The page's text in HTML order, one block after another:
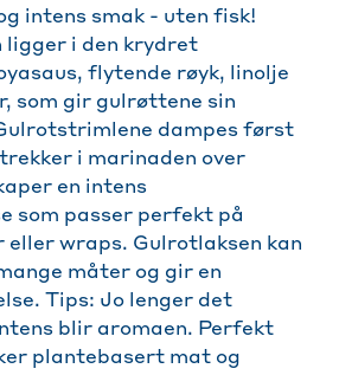
intens smak - uten fisk!
ligger i den krydret
flytende røyk, linolje
som gir gulrøttene sin
dampes først
i marinaden over
en intens
som passer perfekt på
eller wraps. Gulrotlaksen kan
måter og gir en
Tips: Jo lenger det
blir aromaen. Perfekt
plantebasert mat og